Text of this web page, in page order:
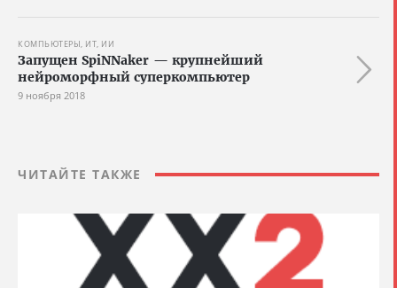
КОМПЬЮТЕРЫ, ИТ, ИИ
Запущен SpiNNaker — крупнейший
нейроморфный суперкомпьютер
9 ноября 2018
ЧИТАЙТЕ ТАКЖЕ